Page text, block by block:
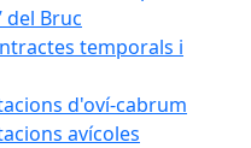
del Bruc
temporals i
d'oví-cabrum
avícoles